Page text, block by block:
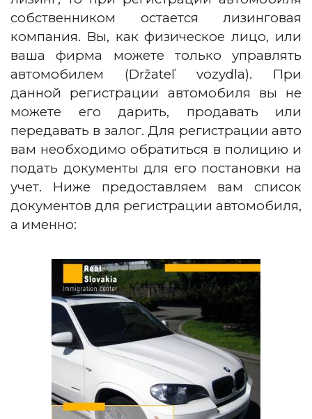
собственником остается лизинговая
компания. Вы, как физическое лицо, или
ваша фирма можете только управлять
автомобилем (Držateľ vozydla). При
данной регистрации автомобиля вы не
можете его дарить, продавать или
передавать в залог. Для регистрации авто
вам необходимо обратиться в полицию и
подать документы для его постановки на
учет. Ниже предоставляем вам список
документов для регистрации автомобиля,
а именно: